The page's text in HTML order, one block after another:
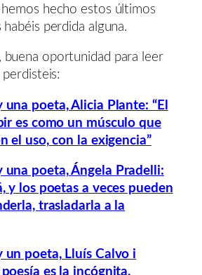
hecho estos últimos
perdida alguna.
buena oportunidad para leer
poeta, Alicia Plante: “El
es como un músculo que
el uso, con la exigencia”
una poeta, Ángela Pradelli:
y los poetas a veces pueden
trasladarla a la
un poeta, Lluís Calvo i
es la incógnita,